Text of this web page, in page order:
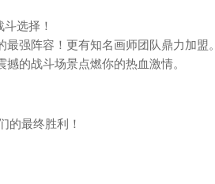
选择！
强阵容！更有知名画师团队鼎力加盟。
的战斗场景点燃你的热血激情。
的最终胜利！